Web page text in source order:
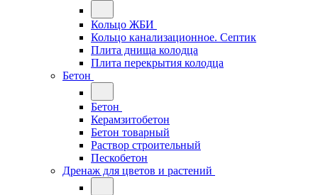
Кольцо ЖБИ
Кольцо канализационное. Септик
Плита днища колодца
Плита перекрытия колодца
Бетон
Бетон
Керамзитобетон
Бетон товарный
Раствор строительный
Пескобетон
Дренаж для цветов и растений